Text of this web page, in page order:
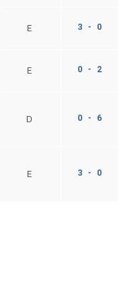
E 3 - 0
E 0 - 2
D 0 - 6
E 3 - 0